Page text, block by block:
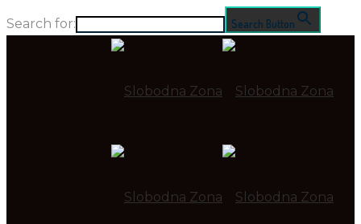
Search for: Search Button